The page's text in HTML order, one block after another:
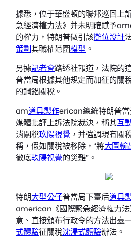
據悉，位于華盛頓的聯邦巡回上
急經濟權力法》并未明確賦予
的權力，特朗普徵引該攤位設計
策劃其職權范圍模型 。
另據記者會路透社報道，法院的
普當局根據其他規定而加征的關
的鋼鋁關稅。
am道具製作erican總統特朗普
媒體批評上訴法院裁決，稱其互
消關稅玖陽視覺 ，并強調現有關
稱，假如關稅被移除，“將大圖輸
徹底玖陽視覺的災難”。
特朗大型公仔普當局下臺后道具
american《國際緊急經濟權力
意、直接頒布行政令的方法出臺
式體驗征關稅沈浸式體驗辦法。